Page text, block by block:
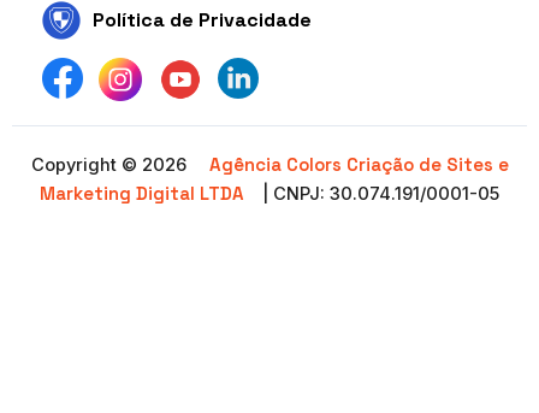
Política de Privacidade
Copyright © 2026
Agência Colors Criação de Sites e
Marketing Digital LTDA
| CNPJ: 30.074.191/0001-05